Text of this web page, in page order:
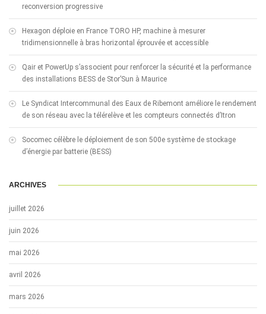
reconversion progressive
Hexagon déploie en France TORO HP, machine à mesurer
tridimensionnelle à bras horizontal éprouvée et accessible
Qair et PowerUp s’associent pour renforcer la sécurité et la performance
des installations BESS de Stor’Sun à Maurice
Le Syndicat Intercommunal des Eaux de Ribemont améliore le rendement
de son réseau avec la télérelève et les compteurs connectés d’Itron
Socomec célèbre le déploiement de son 500e système de stockage
d’énergie par batterie (BESS)
ARCHIVES
juillet 2026
juin 2026
mai 2026
avril 2026
mars 2026